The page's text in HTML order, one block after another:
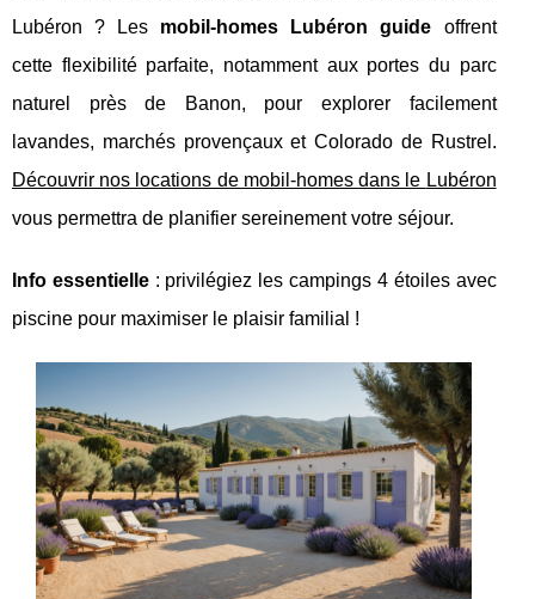
Lubéron ? Les mobil-homes Lubéron guide offrent
cette flexibilité parfaite, notamment aux portes du parc
naturel près de Banon, pour explorer facilement
lavandes, marchés provençaux et Colorado de Rustrel.
Découvrir nos locations de mobil-homes dans le Lubéron
vous permettra de planifier sereinement votre séjour.
Info essentielle: privilégiez les campings 4 étoiles avec
piscine pour maximiser le plaisir familial !